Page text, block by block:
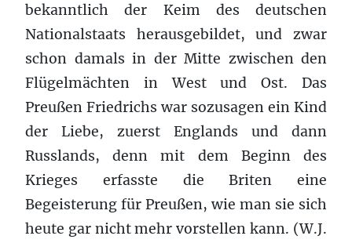
bekanntlich der Keim des deutschen
Nationalstaats herausgebildet, und zwar
schon damals in der Mitte zwischen den
Flügelmächten in West und Ost. Das
Preußen Friedrichs war sozusagen ein Kind
der Liebe, zuerst Englands und dann
Russlands, denn mit dem Beginn des
Krieges erfasste die Briten eine
Begeisterung für Preußen, wie man sie sich
heute gar nicht mehr vorstellen kann. (W.J.